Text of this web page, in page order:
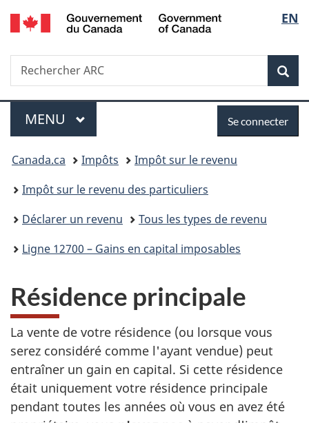
Passer
au
Passer
à
du
Passer
à
simplifiée
de
la
EN
Recherche
Rechercher
ARC
Menu
MENU PRINCIPAL
connecter
Se connecter
Vous
êtes
ici :
Canada.ca Impôts
Impôt sur le revenu
Impôt sur le revenu des particuliers
Déclarer un revenu
Tous les types de revenu
Ligne 12700 – Gains en capital imposables
Résidence principale
La vente de votre résidence (ou lorsque vous
serez considéré comme l'ayant vendue) peut
entraîner un gain en capital. Si cette résidence
était uniquement votre résidence principale
pendant toutes les années où vous en avez été